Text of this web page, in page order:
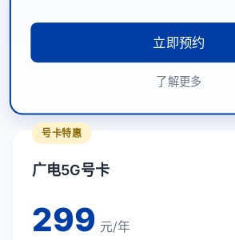
立即预约
了解更多
号卡特惠
广电5G号卡
299 元/年